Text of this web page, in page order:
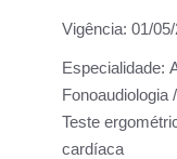
Vigência: 01/
Especialidade:
Fonoaudiologia
Teste
cardíaca